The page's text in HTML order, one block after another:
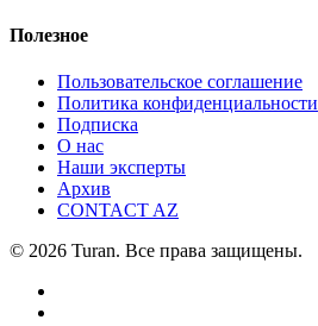
Полезное
Пользовательское соглашение
Политика конфиденциальности
Подписка
О нас
Наши эксперты
Архив
CONTACT AZ
© 2026 Turan. Все права защищены.